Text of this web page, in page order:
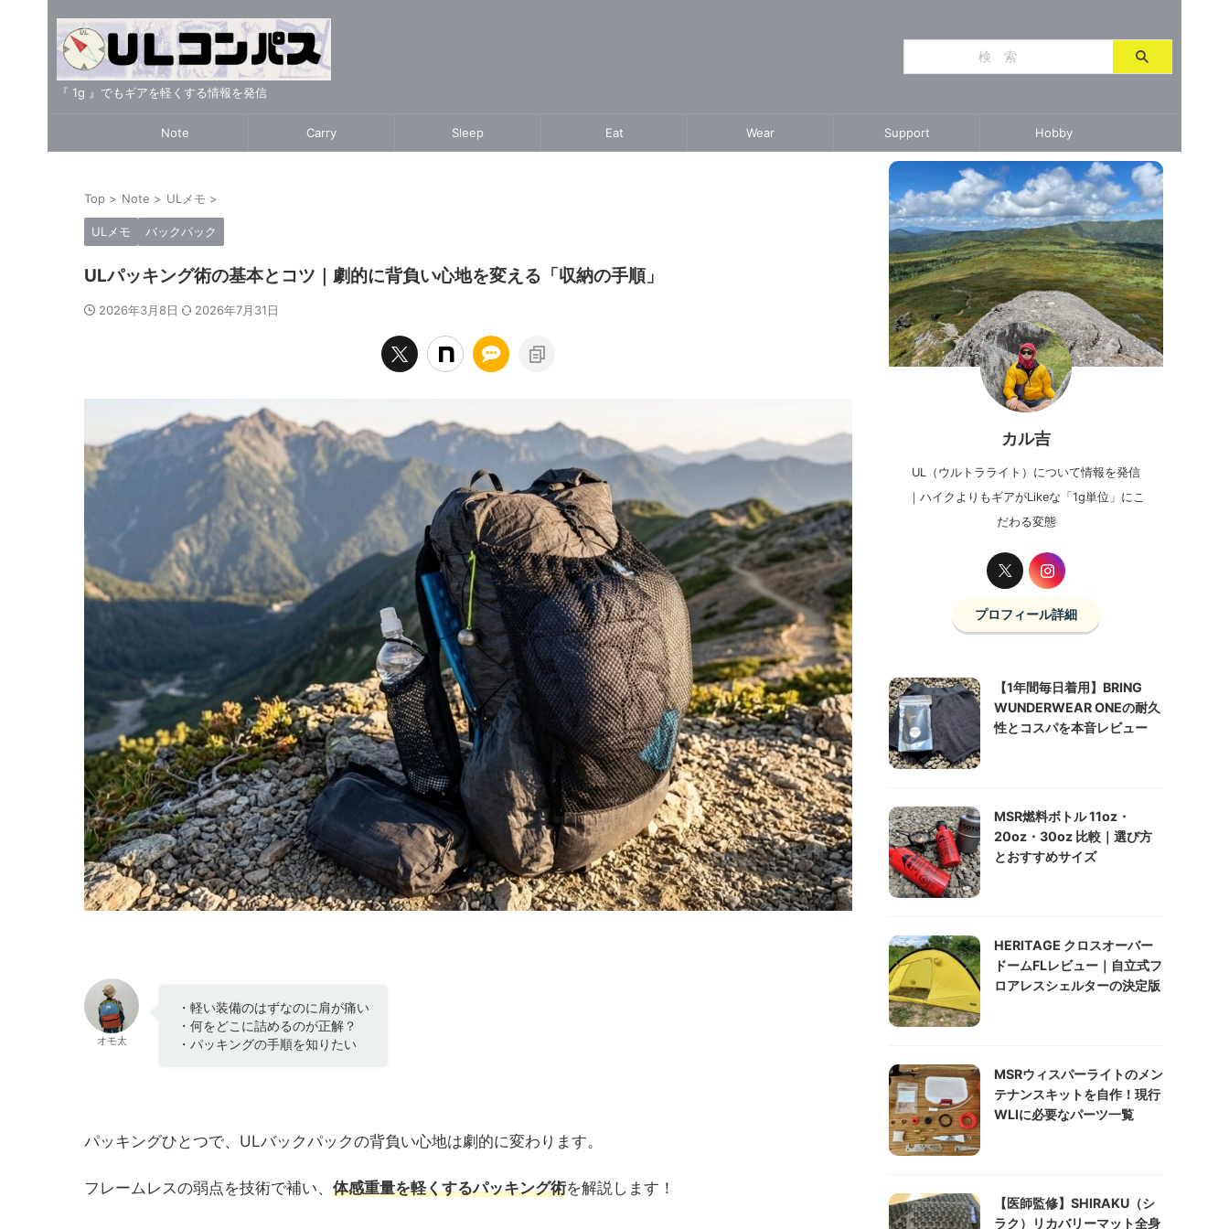
『 1g 』でもギアを軽くする情報を発信
Note Carry Sleep Eat Wear Support Hobby
Top > Note > ULメモ >
ULメモ バックパック
ULパッキング術の基本とコツ｜劇的に背負い心地を変える「収納の手順」
2026年3月8日 2026年7月31日
オモ太
・軽い装備のはずなのに肩が痛い
・何をどこに詰めるのが正解？
・パッキングの手順を知りたい
パッキングひとつで、ULバックパックの背負い心地は劇的に変わります。
フレームレスの弱点を技術で補い、 体感重量を軽くするパッキング術を解説します！
カル吉
UL（ウルトラライト）について情報を発信
｜ハイクよりもギアがLikeな「1g単位」にこ
だわる変態
プロフィール詳細
【1年間毎日着用】BRING
WUNDERWEAR ONEの耐久
性とコスパを本音レビュー
MSR燃料ボトル 11oz・
20oz・30oz 比較｜選び方
とおすすめサイズ
HERITAGE クロスオーバー
ドームFLレビュー｜自立式フ
ロアレスシェルターの決定版
MSRウィスパーライトのメン
テナンスキットを自作！現行
WLIに必要なパーツ一覧
【医師監修】SHIRAKU（シ
ラク）リカバリーマット全身